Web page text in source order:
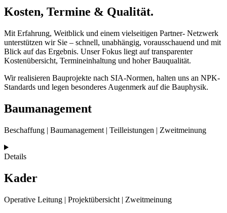
Kosten, Termine & Qualität.
Mit Erfahrung, Weitblick und einem vielseitigen Partner- Netzwerk
unterstützen wir Sie – schnell, unabhängig, vorausschauend und mit
Blick auf das Ergebnis. Unser Fokus liegt auf transparenter
Kostenübersicht, Termineinhaltung und hoher Bauqualität.
Wir realisieren Bauprojekte nach SIA-Normen, halten uns an NPK-
Standards und legen besonderes Augenmerk auf die Bauphysik.
Baumanagement
Beschaffung | Bau­manage­ment | Teilleistungen | Zweit­meinung
Details
Kader
Operative Leitung | Projekt­übersicht | Zweit­meinung